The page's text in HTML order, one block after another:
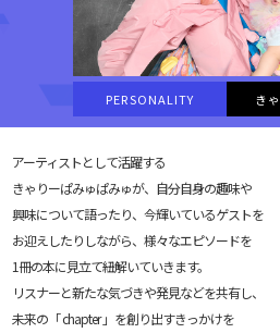
PERSONALITY き
アーティストとして活躍する
きゃりーぱみゅぱみゅが、自分自身の趣味や
興味について語ったり、今輝いているゲストを
お迎えしたりしながら、様々なエピソードを
1冊の本に見立て紐解いていきます。
リスナーと新たな気づきや発見などを共有し、
未来の「 chapter 」を創り出すきっかけを